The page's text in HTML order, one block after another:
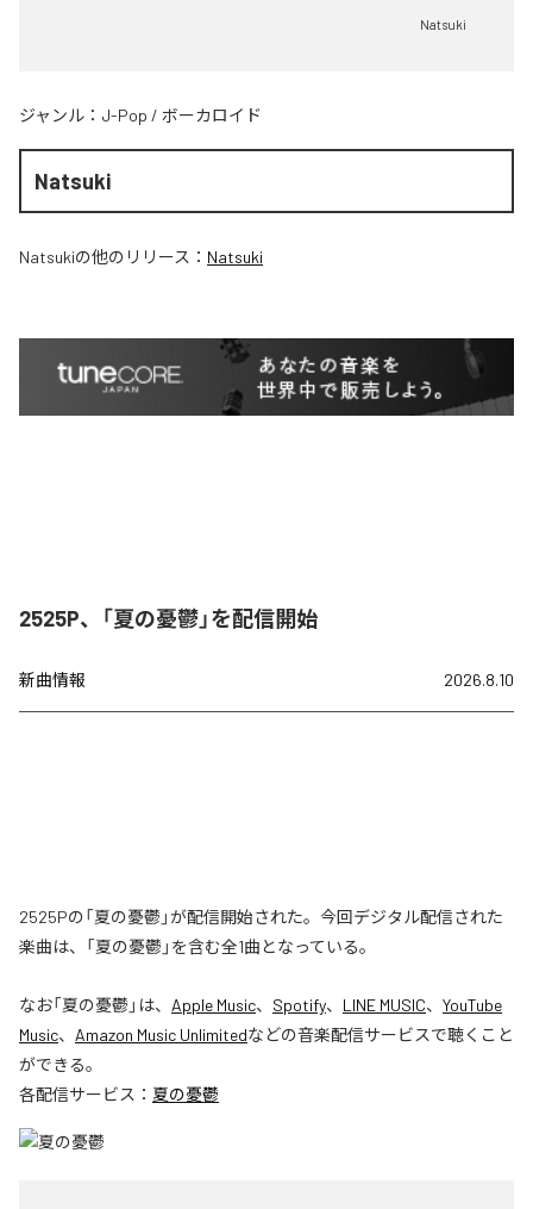
Natsuki
ジャンル： J-Pop / ボーカロイド
Natsuki
Natsukiの他のリリース： Natsuki
2525P、「夏の憂鬱」を配信開始
新曲情報 2026.8.10
2525Pの「夏の憂鬱」が配信開始された。今回デジタル配信された
楽曲は、「夏の憂鬱」を含む全1曲となっている。
なお「夏の憂鬱 」は、 Apple Music、 Spotify、 LINE MUSIC、 YouTube
Music、 Amazon Music Unlimitedなどの音楽配信サービスで聴くこと
ができる。
各配信サービス： 夏の憂鬱